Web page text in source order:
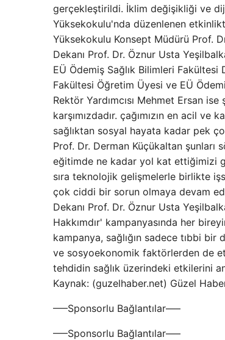
gerçekleştirildi. İklim değişikliği ve
Yüksekokulu'nda düzenlenen
Yüksekokulu Konsept Müdürü Prof.
Dekanı Prof. Dr. Öznur Usta
EÜ Ödemiş Sağlık Bilimleri Fakültesi
Fakültesi Öğretim Üyesi ve EÜ
Rektör Yardımcısı Mehmet Ersan
karşımızdadır. çağımızın en acil ve
sağlıktan sosyal hayata kadar pek
Prof. Dr. Derman Küçükaltan
eğitimde ne kadar yol kat ettiğimizi
sıra teknolojik gelişmelerle birlikte
çok ciddi bir sorun olmaya devam
Dekanı Prof. Dr. Öznur Usta
Hakkımdır' kampanyasında her
kampanya, sağlığın sadece tıbbi bir
ve sosyoekonomik faktörlerden de
tehdidin sağlık üzerindeki etkilerini
Kaynak: (guzelhaber.net) Güzel
—–Sponsorlu Bağlantılar—–
—–Sponsorlu Bağlantılar—–